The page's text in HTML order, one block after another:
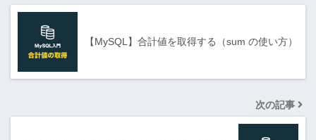
【MySQL】合計値を取得する（sum の使い方）
次の記事